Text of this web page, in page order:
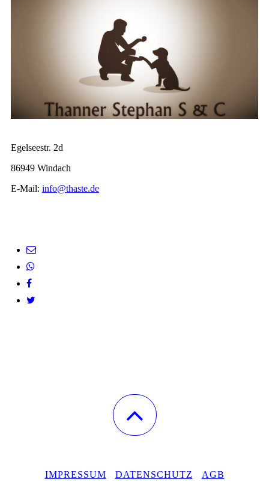
Egelseestr. 2d
86949 Windach
E-Mail: info@thaste.de
IMPRESSUM DATENSCHUTZ AGB